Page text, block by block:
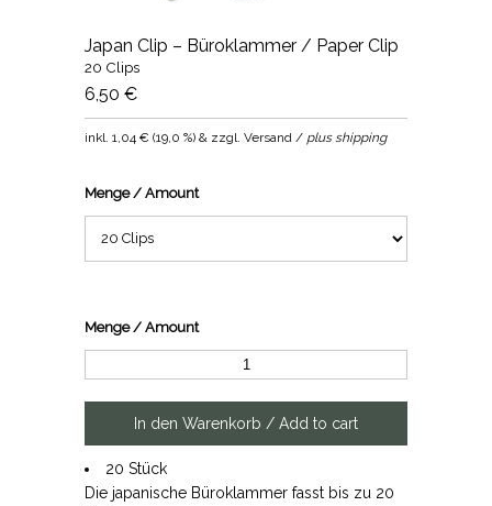
Japan Clip – Büroklammer / Paper Clip
20 Clips
6,50 €
inkl.1,04 € (19,0 %) & zzgl. Versand / plus shipping
Menge / Amount
Menge / Amount
20 Stück
Die japanische Büroklammer fasst bis zu 20